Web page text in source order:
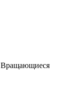
Вращающиеся